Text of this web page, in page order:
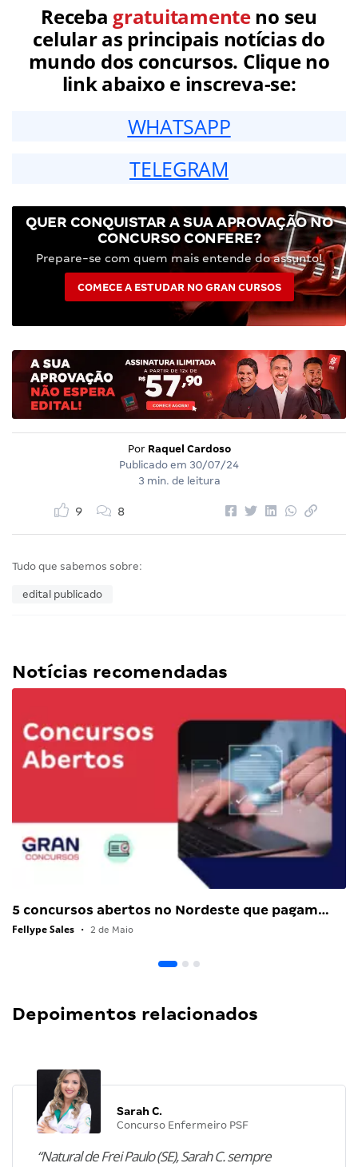
Receba gratuitamenteno seu
celular as principais notícias do
mundo dos concursos. Clique no
link abaixo e inscreva-se:
WHATSAPP
TELEGRAM
QUER CONQUISTAR A SUA APROVAÇÃO NO
CONCURSO CONFERE?
Prepare-se com quem mais entende do assunto!
COMECE A ESTUDAR NO GRAN CURSOS
Por Raquel Cardoso
Publicado em 30/07/24
3 min. de leitura
9 8
Tudo que sabemos sobre:
edital publicado
Notícias recomendadas
5 concursos abertos no Nordeste que pagam…
Fellype Sales • 2 de Maio
Depoimentos relacionados
Sarah C.
Concurso Enfermeiro PSF
“Natural de Frei Paulo (SE), Sarah C. sempre